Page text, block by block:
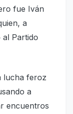
fue Iván
a
al Partido
lucha feroz
a
encuentros